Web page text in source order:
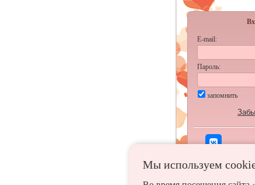
Мы используем
E-mail:
Пароль:
запомнить